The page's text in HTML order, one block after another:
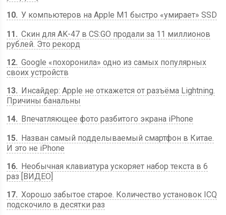
10 У компьютеров на Apple M1 быстро «умирает» SSD
11
Скин для AK-47 в CS:GO продали за 11 миллионов
рублей. Это рекорд
12 Google «похоронила» одно из самых популярных
своих устройств
13
Инсайдер: Apple не откажется от разъёма Lightning.
Причины банальны
14
Впечатляющее фото разбитого экрана iPhone
15
Назван самый подделываемый смартфон в Китае.
И это не iPhone
16
Необычная клавиатура ускоряет набор текста в 6
раз [ВИДЕО]
17 Хорошо забытое старое. Количество установок ICQ
подскочило в десятки раз